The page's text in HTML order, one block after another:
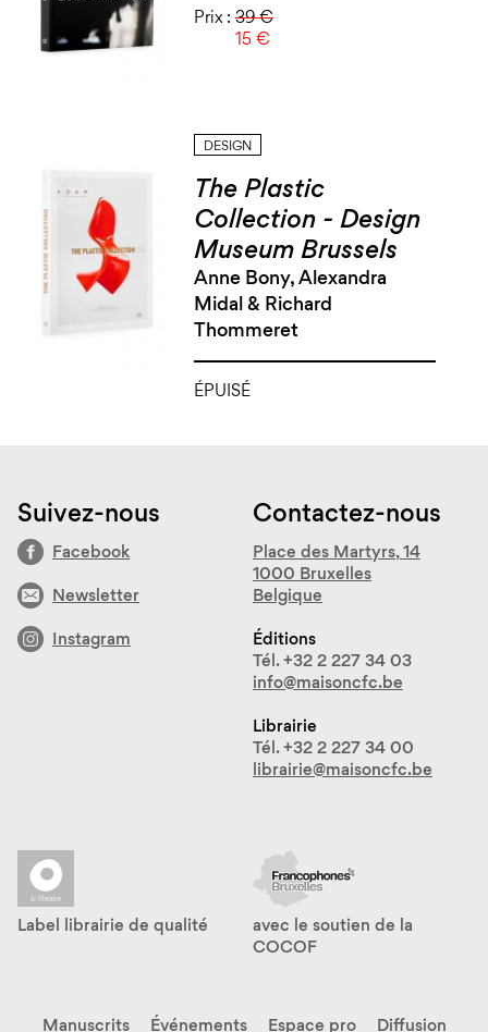
Prix : 39 €
15 €
DESIGN
The Plastic
Collection - Design
Museum Brussels
Anne Bony, Alexandra
Midal & Richard
Thommeret
ÉPUISÉ
Suivez-nous
Facebook
Newsletter
Instagram
Contactez-nous
Place des Martyrs, 14
1000 Bruxelles
Belgique
Éditions
Tél. +32 2 227 34 03
info@maisoncfc.be
Librairie
Tél. +32 2 227 34 00
librairie@maisoncfc.be
Label librairie de qualité
avec le soutien de la
COCOF
Manuscrits Événements Espace pro Diffusion